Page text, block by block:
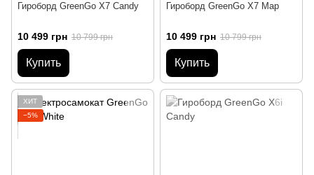
Гироборд GreenGo X7 Candy
10 499 грн 10 799 грн
Купить
Гироборд GreenGo X7 Map
10 499 грн 10 799 грн
Купить
ХИТ
−5%